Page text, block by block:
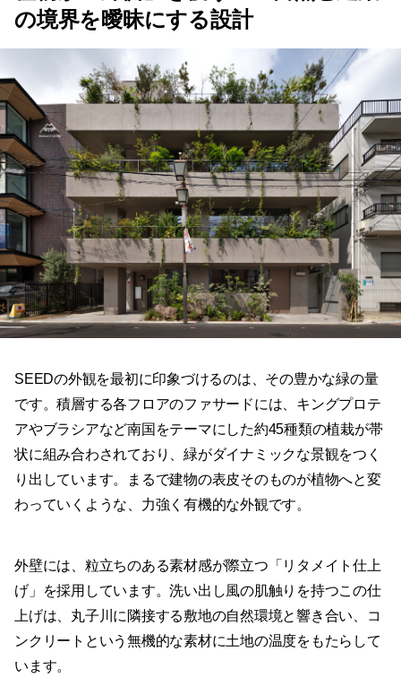
の境界を曖昧にする設計
SEEDの外観を最初に印象づけるのは、その豊かな緑の量
です。積層する各フロアのファサードには、キングプロテ
アやブラシアなど南国をテーマにした約45種類の植栽が帯
状に組み合わされており、緑がダイナミックな景観をつく
り出しています。まるで建物の表皮そのものが植物へと変
わっていくような、力強く有機的な外観です。
外壁には、粒立ちのある素材感が際立つ「リタメイト仕上
げ」を採用しています。洗い出し風の肌触りを持つこの仕
上げは、丸子川に隣接する敷地の自然環境と響き合い、コ
ンクリートという無機的な素材に土地の温度をもたらして
います。